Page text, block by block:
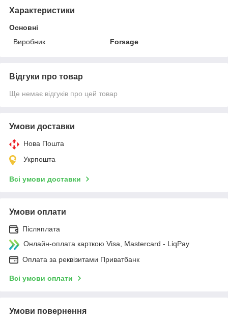
Характеристики
Основні
Виробник
Forsage
Відгуки про товар
Ще немає відгуків про цей товар
Умови доставки
Нова Пошта
Укрпошта
Всі умови доставки
Умови оплати
Післяплата
Онлайн-оплата карткою Visa, Mastercard - LiqPay
Оплата за реквізитами Приватбанк
Всі умови оплати
Умови повернення